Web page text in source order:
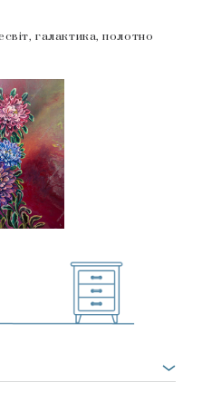
галактика, полотно